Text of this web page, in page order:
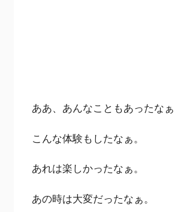
ああ、あんなこともあったなぁ
こんな体験もしたなぁ。
あれは楽しかったなぁ。
あの時は大変だったなぁ。